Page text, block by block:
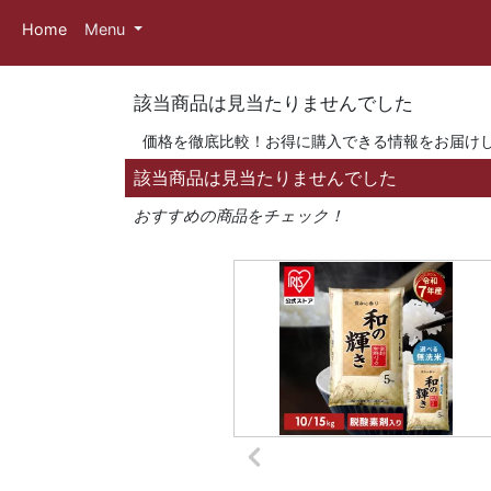
Home Menu
該当商品は見当たりませんでした
価格を徹底比較！お得に購入できる情報をお届け
該当商品は見当たりませんでした
おすすめの商品をチェック！